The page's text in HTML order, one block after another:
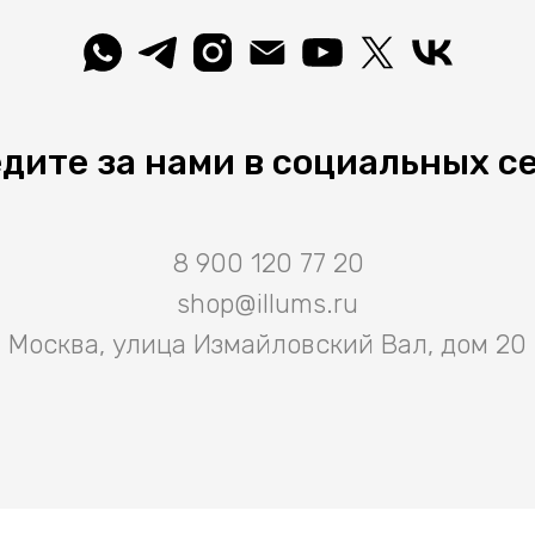
за нами в социальных
8 900 120 77 20
shop@illums.ru
Москва, улица Измайловский Вал, дом 20